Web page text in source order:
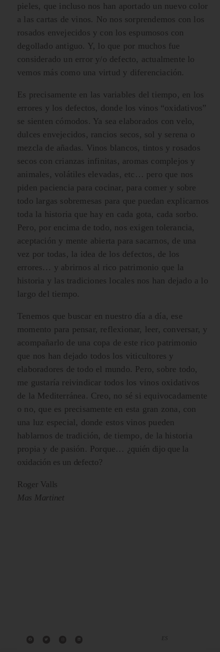
pieles, que incluso nos han aportado un nuevo color
a las cartas de vinos. No nos sorprendemos con los
rosados envejecidos y con los espumosos con
degollado antiguo. Y, lo que por muchos fue
considerado un error y/o defecto, actualmente lo
vemos más como una virtud y diferenciación.
Es precisamente en las variables del tiempo, en los
errores y los defectos, donde los vinos “oxidativos”
se sienten cómodos. Ya sea elaborados con velo,
dulces envejecidos, rancios secos, sol y serena o
mezcla de añadas. Vinos blancos, tintos y rosados
secos con crianzas infinitas, aromas complejos y
animales, volátiles elevadas, etc… pero que nos
piden paciencia para cocinar, para comer y sobre
todo largas sobremesas para que puedan explicarnos
toda la historia que hay en cada gota, cada sorbo.
Pero, por encima de todo, nos exigen tolerancia,
aceptación y mente abierta para sacarnos, de una
vez por todas, la idea de los defectos, de los
errores… y abrirnos al rico patrimonio que la
historia y las tradiciones locales nos han dejado a lo
largo del tiempo.
Tenemos que buscar en nuestro día a día, ese
momento para pensar, reflexionar, leer, conversar, y
acompañarlo de una copa de este rico patrimonio
que nos han dejado todos los viticultores y
elaboradores de todo el mundo. Pero, sobre todo,
me gustaría reivindicar todos los vinos oxidativos
de la Mediterránea. Creo, no sé si equivocadamente
o no, que es precisamente en esta gran zona, con
una luz especial, donde estos vinos pueden
hablarnos de tradición, de tiempo, de la historia
propia y de pasión. Porque… ¿quién dijo que la
oxidación es un defecto?
Roger Valls
Mas Martinet
ES